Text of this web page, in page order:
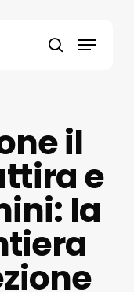
search
Menu
il
e
la